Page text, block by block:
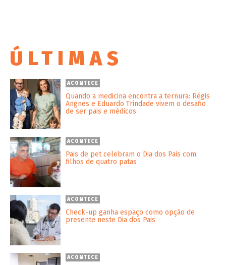
ÚLTIMAS
ACONTECE
Quando a medicina encontra a ternura: Régis
Angnes e Eduardo Trindade vivem o desafio
de ser pais e médicos
ACONTECE
Pais de pet celebram o Dia dos Pais com
filhos de quatro patas
ACONTECE
Check-up ganha espaço como opção de
presente neste Dia dos Pais
ACONTECE